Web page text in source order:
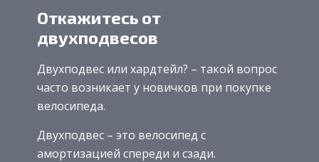
Откажитесь от
двухподвесов
Двухподвес или хардтейл? – такой вопрос
часто возникает у новичков при покупке
велосипеда.
Двухподвес – это велосипед с
амортизацией спереди и сзади.